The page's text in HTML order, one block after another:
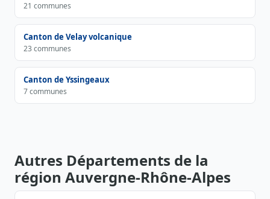
21 communes
Canton de Velay volcanique
23 communes
Canton de Yssingeaux
7 communes
Autres Départements de la
région Auvergne-Rhône-Alpes